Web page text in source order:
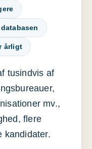
årligt
tusindvis af
mv.,
flere
kandidater.